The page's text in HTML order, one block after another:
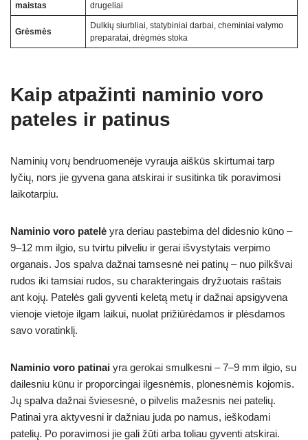
maistas drugeliai
Grėsmės
Dulkių siurbliai, statybiniai darbai, cheminiai valymo
preparatai, drėgmės stoka
Kaip atpažinti naminio voro
pateles ir patinus
Naminių vorų bendruomenėje vyrauja aiškūs skirtumai tarp
lyčių, nors jie gyvena gana atskirai ir susitinka tik poravimosi
laikotarpiu.
Naminio voro patelė yra deriau pastebima dėl didesnio kūno –
9–12 mm ilgio, su tvirtu pilveliu ir gerai išvystytais verpimo
organais. Jos spalva dažnai tamsesnė nei patinų – nuo pilkšvai
rudos iki tamsiai rudos, su charakteringais dryžuotais raštais
ant kojų. Patelės gali gyventi keletą metų ir dažnai apsigyvena
vienoje vietoje ilgam laikui, nuolat prižiūrėdamos ir plėsdamos
savo voratinklį.
Naminio voro patinai yra gerokai smulkesni – 7–9 mm ilgio, su
dailesniu kūnu ir proporcingai ilgesnėmis, plonesnėmis kojomis.
Jų spalva dažnai šviesesnė, o pilvelis mažesnis nei patelių.
Patinai yra aktyvesni ir dažniau juda po namus, ieškodami
patelių. Po poravimosi jie gali žūti arba toliau gyventi atskirai.